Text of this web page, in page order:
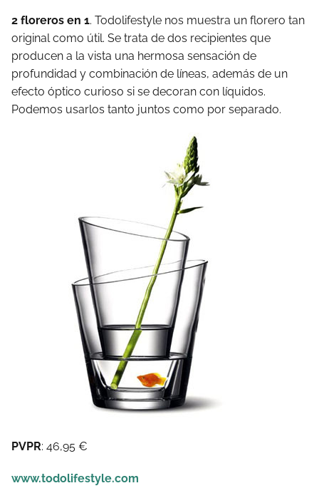
2 floreros en 1. Todolifestyle nos muestra un florero tan
original como útil. Se trata de dos recipientes que
producen a la vista una hermosa sensación de
profundidad y combinación de líneas, además de un
efecto óptico curioso si se decoran con líquidos.
Podemos usarlos tanto juntos como por separado.
PVPR: 46,95 €
www.todolifestyle.com